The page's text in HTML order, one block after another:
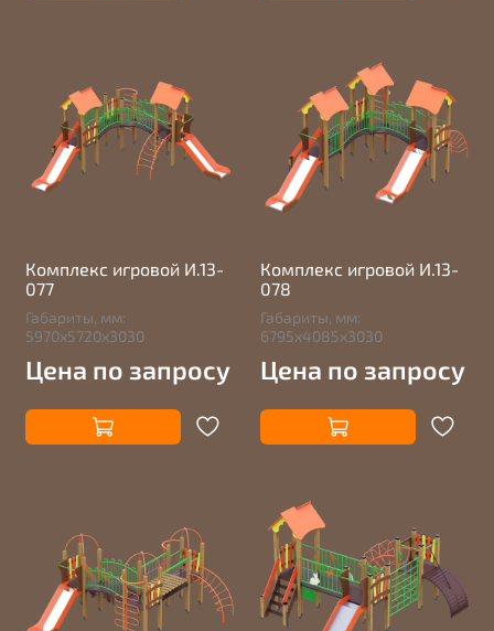
Комплекс игровой И.13-
077
Габариты, мм:
5970х5720х3030
Цена по запросу
Комплекс игровой И.13-
078
Габариты, мм:
6795х4085х3030
Цена по запросу